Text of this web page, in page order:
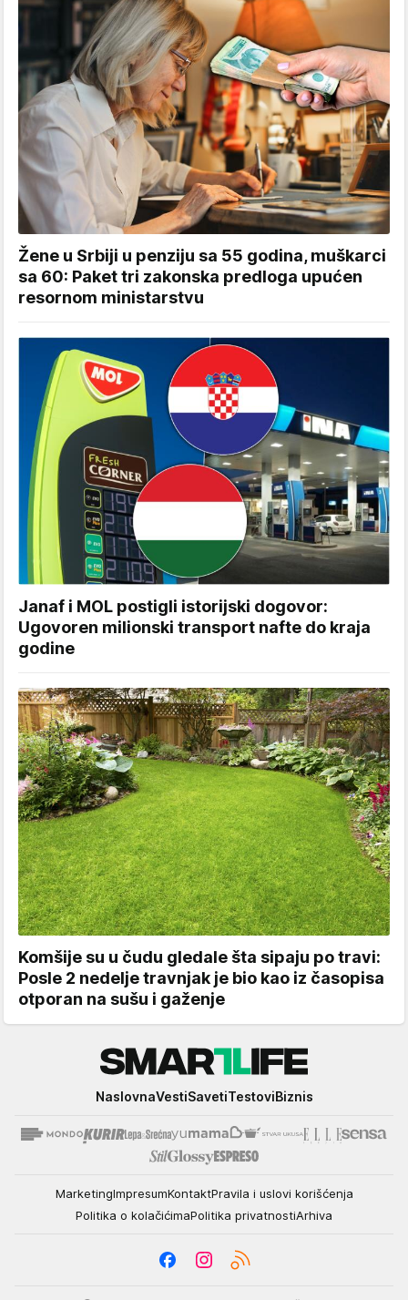
Žene u Srbiji u penziju sa 55 godina, muškarci
sa 60: Paket tri zakonska predloga upućen
resornom ministarstvu
Janaf i MOL postigli istorijski dogovor:
Ugovoren milionski transport nafte do kraja
godine
Komšije su u čudu gledale šta sipaju po travi:
Posle 2 nedelje travnjak je bio kao iz časopisa
otporan na sušu i gaženje
NaslovnaVestiSavetiTestoviBiznis
MarketingImpresumKontaktPravila i uslovi korišćenja
Politika o kolačićimaPolitika privatnostiArhiva